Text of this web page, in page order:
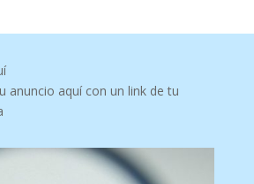
anuncio aquí con un link de tu